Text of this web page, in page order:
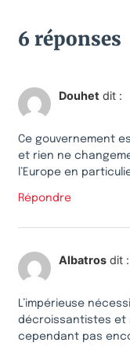
6 réponses
Douhet dit :
Ce gouvernement
et rien ne
l’Europe en
Répondre
Albatros dit :
L’impérieuse
décroissantistes et
cependant pas